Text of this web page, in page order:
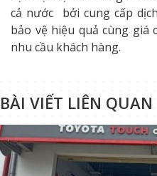
cả nước bởi cung cấp
bảo vệ hiệu quả cùng giá
nhu cầu khách hàng.
BÀI VIẾT LIÊN QUAN